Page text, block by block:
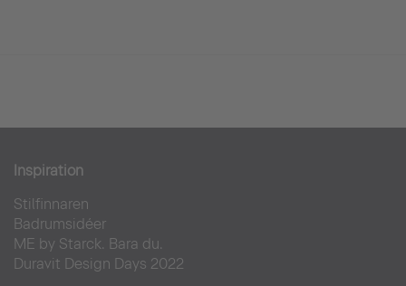
Inspiration
Stilfinnaren
Badrumsidéer
ME by Starck. Bara du.
Duravit Design Days 2022